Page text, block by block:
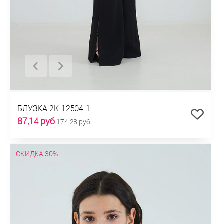
БЛУЗКА 2К-12504-1
87,14 руб174,28 руб
СКИДКА 30%